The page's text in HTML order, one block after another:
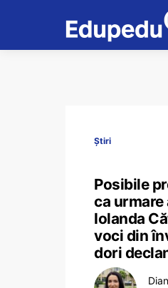
Știri
Posibile
ca
Iolanda
voci din
dori